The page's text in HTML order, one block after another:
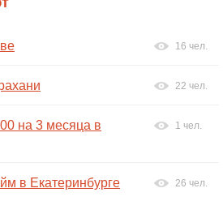
16 чел.
22 чел.
на 3 месяца в
1 чел.
в Екатеринбурге 26 чел.